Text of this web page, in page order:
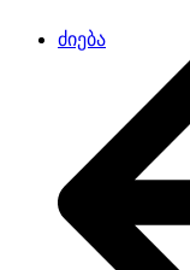
ძიება